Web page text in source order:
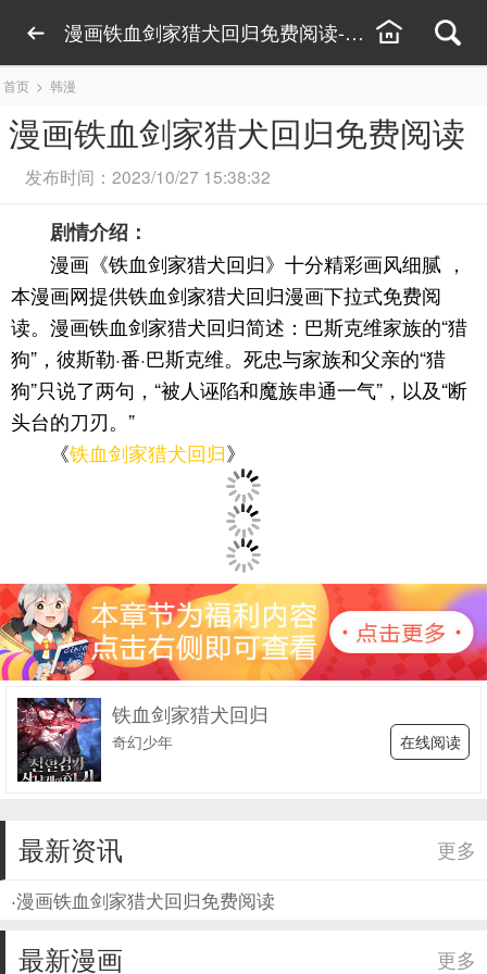
漫画铁血剑家猎犬回归免费阅读-铁血剑家猎犬
首页 > 韩漫
漫画铁血剑家猎犬回归免费阅读
发布时间：2023/10/27 15:38:32
剧情介绍：
漫画《铁血剑家猎犬回归》十分精彩画风细腻 ，
本漫画网提供铁血剑家猎犬回归漫画下拉式免费阅
读。漫画铁血剑家猎犬回归简述：巴斯克维家族的“猎
狗”，彼斯勒·番·巴斯克维。死忠与家族和父亲的“猎
狗”只说了两句，“被人诬陷和魔族串通一气”，以及“断
头台的刀刃。”
《铁血剑家猎犬回归》
铁血剑家猎犬回归
奇幻少年 在线阅读
最新资讯
更多
·漫画铁血剑家猎犬回归免费阅读
最新漫画 更多